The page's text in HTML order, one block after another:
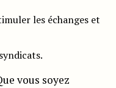
les échanges et
vous soyez